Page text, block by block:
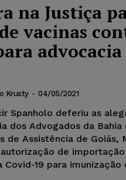
na Justiça
vacinas
advocacia
Krusty - 04/05/2021
Spanholo deferiu as
dos Advogados da Bahia
de Assistência de Goiás,
de
Covid-19 para imunização